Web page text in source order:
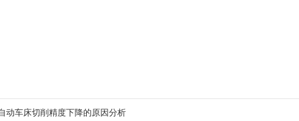
动车床切削精度下降的原因分析